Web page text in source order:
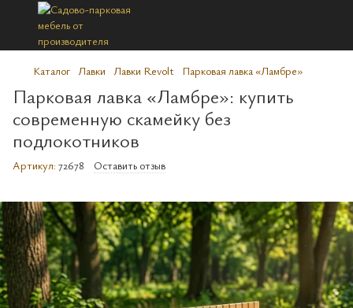
Каталог Лавки Лавки Revolt Парковая лавка «Ламбре»
Парковая лавка «Ламбре»: купить
современную скамейку без
подлокотников
Артикул: 72678 Оставить отзыв